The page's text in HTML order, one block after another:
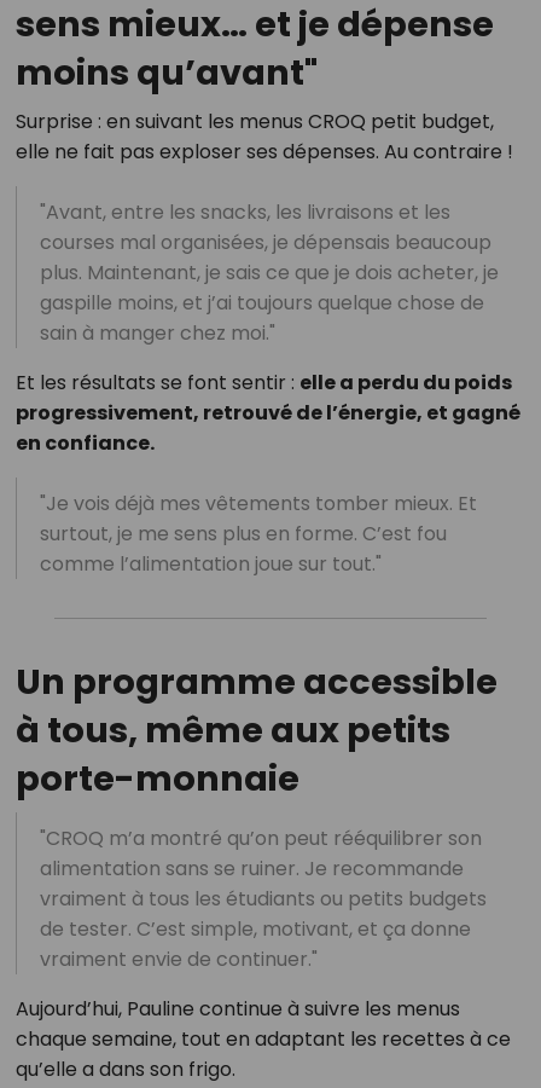
sens mieux… et je dépense
moins qu’avant"
Surprise : en suivant les menus CROQ petit budget,
elle ne fait pas exploser ses dépenses. Au contraire !
"Avant, entre les snacks, les livraisons et les
courses mal organisées, je dépensais beaucoup
plus. Maintenant, je sais ce que je dois acheter, je
gaspille moins, et j’ai toujours quelque chose de
sain à manger chez moi."
Et les résultats se font sentir : elle a perdu du poids
progressivement, retrouvé de l’énergie, et gagné
en confiance.
"Je vois déjà mes vêtements tomber mieux. Et
surtout, je me sens plus en forme. C’est fou
comme l’alimentation joue sur tout."
Un programme accessible
à tous, même aux petits
porte-monnaie
"CROQ m’a montré qu’on peut rééquilibrer son
alimentation sans se ruiner. Je recommande
vraiment à tous les étudiants ou petits budgets
de tester. C’est simple, motivant, et ça donne
vraiment envie de continuer."
Aujourd’hui, Pauline continue à suivre les menus
chaque semaine, tout en adaptant les recettes à ce
qu’elle a dans son frigo.